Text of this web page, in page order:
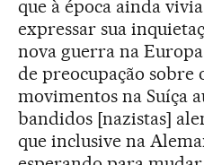
que à época ainda
expressar sua
nova guerra na
de preocupação sobre
movimentos na Suíça
bandidos [nazistas]
que inclusive na